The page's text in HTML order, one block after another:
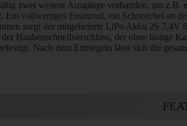
zwei weitere Ausgänge vorhanden, um
Ein vollwertiges Ersatzrad, ein Schnorchel an
sorgt der mitgelieferte LiPo Akku 2S
Haubenschnellverschluss, der ohne lästige
Nach dem Entriegeln lässt sich die